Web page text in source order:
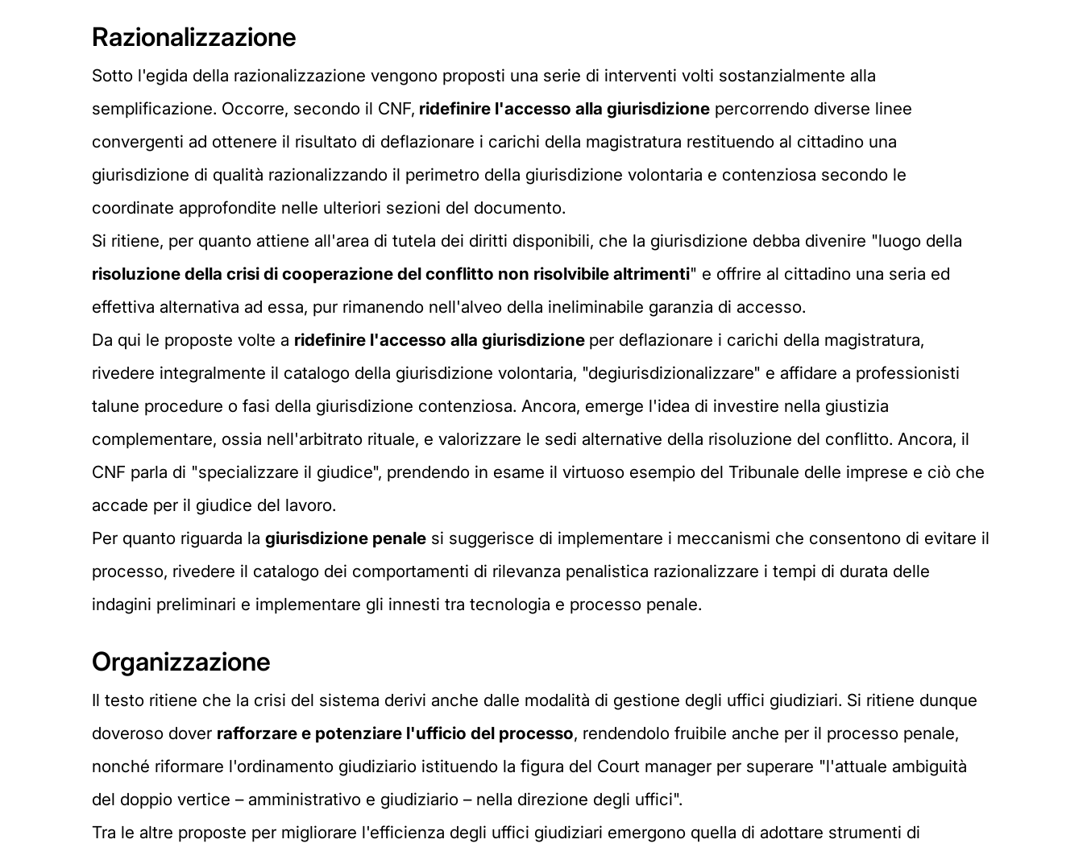
Razionalizzazione
Sotto l'egida della razionalizzazione vengono proposti una serie di interventi volti sostanzialmente alla
semplificazione. Occorre, secondo il CNF, ridefinire l'accesso alla giurisdizione percorrendo diverse linee
convergenti ad ottenere il risultato di deflazionare i carichi della magistratura restituendo al cittadino una
giurisdizione di qualità razionalizzando il perimetro della giurisdizione volontaria e contenziosa secondo le
coordinate approfondite nelle ulteriori sezioni del documento.
Si ritiene, per quanto attiene all'area di tutela dei diritti disponibili, che la giurisdizione debba divenire "luogo della
risoluzione della crisi di cooperazione del conflitto non risolvibile altrimenti" e offrire al cittadino una seria ed
effettiva alternativa ad essa, pur rimanendo nell'alveo della ineliminabile garanzia di accesso.
Da qui le proposte volte a ridefinire l'accesso alla giurisdizione per deflazionare i carichi della magistratura,
rivedere integralmente il catalogo della giurisdizione volontaria, "degiurisdizionalizzare" e affidare a professionisti
talune procedure o fasi della giurisdizione contenziosa. Ancora, emerge l'idea di investire nella giustizia
complementare, ossia nell'arbitrato rituale, e valorizzare le sedi alternative della risoluzione del conflitto. Ancora, il
CNF parla di "specializzare il giudice", prendendo in esame il virtuoso esempio del Tribunale delle imprese e ciò che
accade per il giudice del lavoro.
Per quanto riguarda la giurisdizione penale si suggerisce di implementare i meccanismi che consentono di evitare il
processo, rivedere il catalogo dei comportamenti di rilevanza penalistica razionalizzare i tempi di durata delle
indagini preliminari e implementare gli innesti tra tecnologia e processo penale.
Organizzazione
Il testo ritiene che la crisi del sistema derivi anche dalle modalità di gestione degli uffici giudiziari. Si ritiene dunque
doveroso dover rafforzare e potenziare l'ufficio del processo, rendendolo fruibile anche per il processo penale,
nonché riformare l'ordinamento giudiziario istituendo la figura del Court manager per superare "l'attuale ambiguità
del doppio vertice – amministrativo e giudiziario – nella direzione degli uffici".
Tra le altre proposte per migliorare l'efficienza degli uffici giudiziari emergono quella di adottare strumenti di